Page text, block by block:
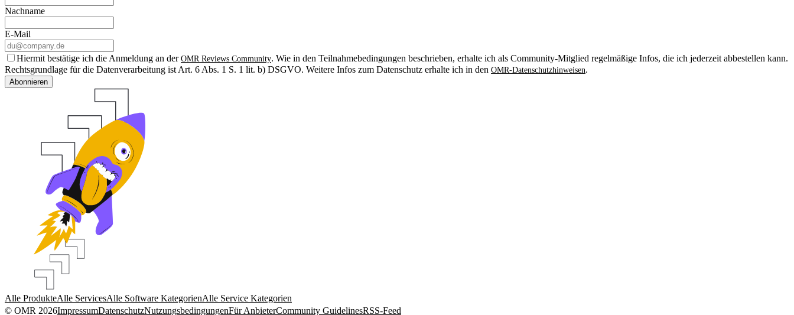
Nachname
E-Mail
Hiermit bestätige ich die Anmeldung an der OMR Reviews Community. Wie in den Teilnahmebedingungen beschrieben, erhalte ich als Community-Mitglied regelmäßige Infos, die ich jederzeit abbestellen kann.
Rechtsgrundlage für die Datenverarbeitung ist Art. 6 Abs. 1 S. 1 lit. b) DSGVO. Weitere Infos zum Datenschutz erhalte ich in den OMR-Datenschutzhinweisen.
Abonnieren
Alle ProdukteAlle ServicesAlle Software KategorienAlle Service Kategorien
© OMR 2026ImpressumDatenschutzNutzungsbedingungenFür AnbieterCommunity GuidelinesRSS-Feed